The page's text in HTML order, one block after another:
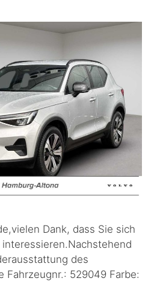
Dank, dass Sie sich
des
Fahrzeugnr.: 529049 Farbe: